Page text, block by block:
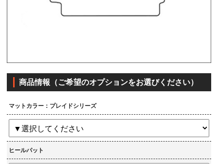
商品情報（ご希望のオプションをお選びください）
マットカラー：プレイドシリーズ
ヒールパット